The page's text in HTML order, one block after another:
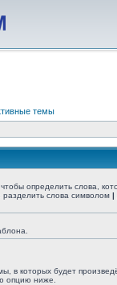
темы
, чтобы определить слова,
слова символом |
в которых будет
опцию ниже.